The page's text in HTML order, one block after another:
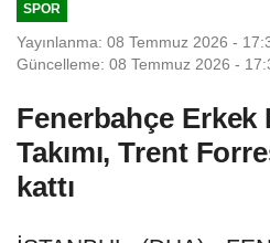
SPOR
Yayınlanma: 08 Temmuz 2026 -
Güncelleme: 08 Temmuz 2026 -
Fenerbahçe Erkek
Takımı, Trent
kattı